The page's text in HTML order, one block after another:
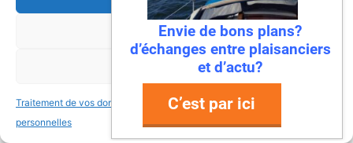
Refuser
Voir les préférences
Traitement de vos données
personnelles
Traitement de vos données
personnelles
Mandelieu-La Napoule : la première
ville à dire « stop » aux déchets en
mer !
Envie de bons plans?
d’échanges entre plaisanciers
et d’actu?
C’est par ici